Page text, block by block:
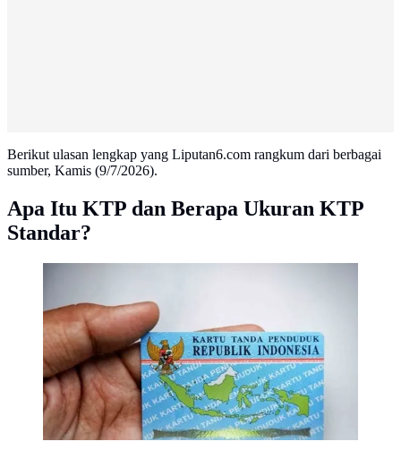
Berikut ulasan lengkap yang Liputan6.com rangkum dari berbagai
sumber, Kamis (9/7/2026).
Apa Itu KTP dan Berapa Ukuran KTP
Standar?